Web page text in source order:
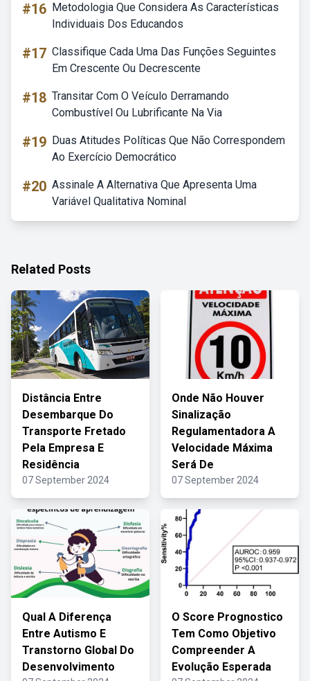
#16 Metodologia Que Considera As Características
Individuais Dos Educandos
#17 Classifique Cada Uma Das Funções Seguintes
Em Crescente Ou Decrescente
#18 Transitar Com O Veículo Derramando
Combustível Ou Lubrificante Na Via
#19 Duas Atitudes Políticas Que Não Correspondem
Ao Exercício Democrático
#20 Assinale A Alternativa Que Apresenta Uma
Variável Qualitativa Nominal
Related Posts
Distância Entre
Desembarque Do
Transporte Fretado
Pela Empresa E
Residência
07 September 2024
Onde Não Houver
Sinalização
Regulamentadora A
Velocidade Máxima
Será De
07 September 2024
Qual A Diferença
Entre Autismo E
Transtorno Global Do
Desenvolvimento
O Score Prognostico
Tem Como Objetivo
Compreender A
Evolução Esperada